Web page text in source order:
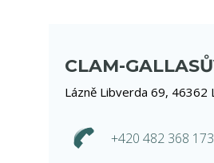
CLAM-
Lázně Libverda 69, 46362
+420 482 368 173